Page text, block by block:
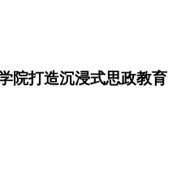
院打造沉浸式思政教育